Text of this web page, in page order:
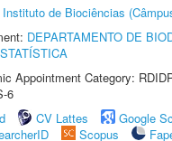
Instituto de Biociências
DEPARTAMENTO DE
Appointment Category:
6
CV Lattes
Google
Scopus